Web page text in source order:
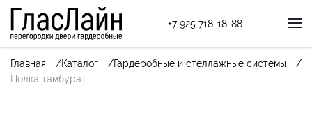
+7 925 718-18-88
Главная Каталог
Гардеробные и стеллажные системы
Полка тамбурат